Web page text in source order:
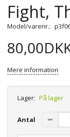
Fight,
Model/varenr.:
Mere information
Lager: På lager
Antal